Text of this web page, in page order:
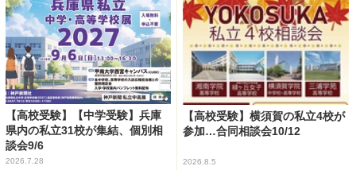
【高校受験】【中学受験】兵庫
県内の私立31校が集結、個別相
談会9/6
2026.7.28
【高校受験】横須賀の私立4校が
参加…合同相談会10/12
2026.8.5